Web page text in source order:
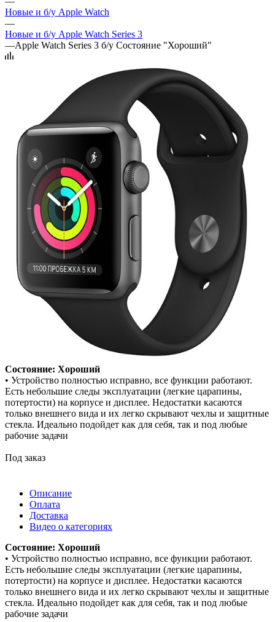
Новые и б/у Apple Watch
—
Новые и б/у Apple Watch Series 3
—Apple Watch Series 3 б/у Состояние "Хороший"
Состояние: Хороший
• Устройство полностью исправно, все функции работают.
Есть небольшие следы эксплуатации (легкие царапины,
потертости) на корпусе и дисплее. Недостатки касаются
только внешнего вида и их легко скрывают чехлы и защитные
стекла. Идеально подойдет как для себя, так и под любые
рабочие задачи
Под заказ
Описание
Оплата
Доставка
Видео о категориях
Состояние: Хороший
• Устройство полностью исправно, все функции работают.
Есть небольшие следы эксплуатации (легкие царапины,
потертости) на корпусе и дисплее. Недостатки касаются
только внешнего вида и их легко скрывают чехлы и защитные
стекла. Идеально подойдет как для себя, так и под любые
рабочие задачи